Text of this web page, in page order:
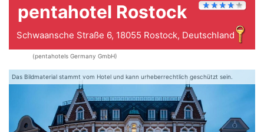
pentahotel Rostock
Schwaansche Straße 6, 18055 Rostock, Deutschland
(pentahotels Germany GmbH)
Das Bildmaterial stammt vom Hotel und kann urheberrechtlich geschützt sein.